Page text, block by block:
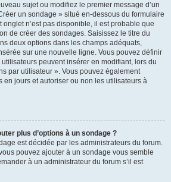
sujet ou modifiez le premier message d’un
un sondage » situé en-dessous du formulaire
n’est pas disponible, il est probable que
de créer des sondages. Saisissez le titre du
deux options dans les champs adéquats,
sur une nouvelle ligne. Vous pouvez définir
utilisateurs peuvent insérer en modifiant, lors du
par utilisateur ». Vous pouvez également
en jours et autoriser ou non les utilisateurs à
plus d’options à un sondage ?
est décidée par les administrateurs du forum.
pouvez ajouter à un sondage vous semble
à un administrateur du forum s’il est